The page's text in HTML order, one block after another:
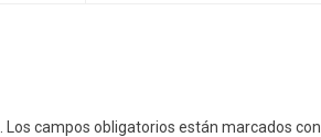
Los campos obligatorios están marcados con